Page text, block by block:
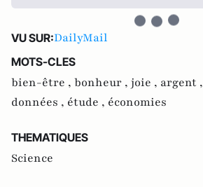
VU SUR:DailyMail
MOTS-CLES
bien-être , bonheur , joie , argent ,
données , étude , économies
THEMATIQUES
Science